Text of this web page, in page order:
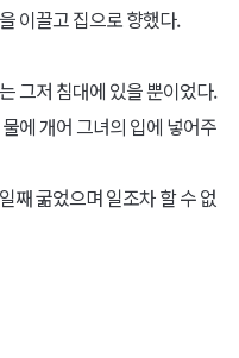
이끌고 집으로 향했다.
그저 침대에 있을 뿐이었다.
에 개어 그녀의 입에 넣어주
째 굶었으며 일조차 할 수 없